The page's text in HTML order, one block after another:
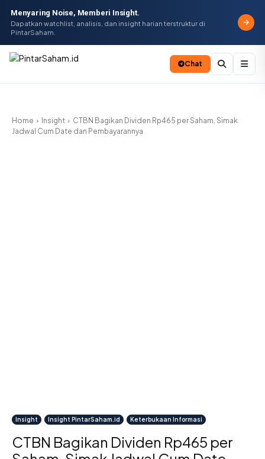
Menyaring Noise, Memberi Insight.
Dapatkan watchlist, analisis, dan insight harian terstruktur di
PintarSaham.
Chat
Home
Insight
CTBN Bagikan Dividen Rp465 per Saham, Simak
Jadwal Cum Date dan Pembayarannya
Insight Insight PintarSaham.id Keterbukaan Informasi
CTBN Bagikan Dividen Rp465 per